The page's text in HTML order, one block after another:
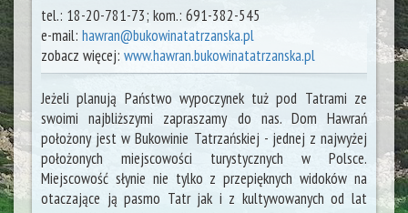
tel.: 18-20-781-73; kom.: 691-382-545
e-mail: hawran@bukowinatatrzanska.pl
zobacz więcej: www.hawran.bukowinatatrzanska.pl
Jeżeli planują Państwo wypoczynek tuż pod Tatrami ze
swoimi najbliższymi zapraszamy do nas. Dom Hawrań
położony jest w Bukowinie Tatrzańskiej - jednej z najwyżej
położonych miejscowości turystycznych w Polsce.
Miejscowość słynie nie tylko z przepięknych widoków na
otaczające ją pasmo Tatr jak i z kultywowanych od lat